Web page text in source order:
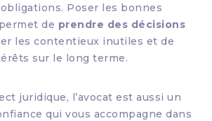
Poser les bonnes
de prendre des décisions
les contentieux inutiles et de
sur le long terme.
juridique, l’avocat est aussi un
qui vous accompagne dans